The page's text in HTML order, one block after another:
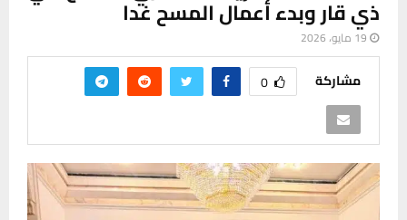
ذي قار وبدء أعمال المسح غدا
19 مايو، 2026
مشاركة 0